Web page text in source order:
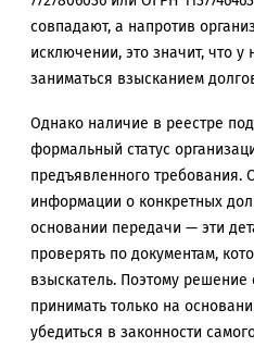
совпадают, а напротив
исключении, это значит, что у
заниматься взысканием
Однако наличие в реестре
формальный статус
предъявленного требования.
информации о конкретных
основании передачи — эти
проверять по документам,
взыскатель. Поэтому
принимать только на
убедиться в законности